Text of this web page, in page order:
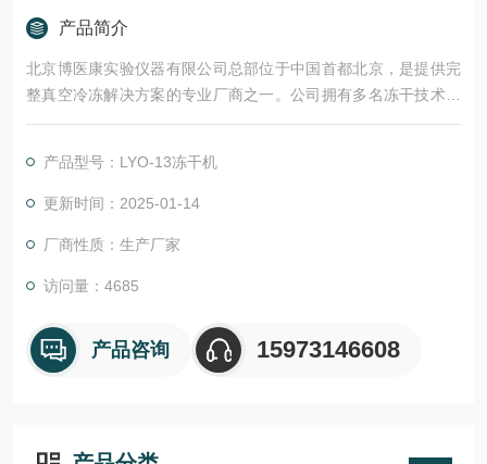
产品简介
北京博医康实验仪器有限公司总部位于中国首都北京，是提供完
整真空冷冻解决方案的专业厂商之一。公司拥有多名冻干技术专
家，具备*的真空冷冻干燥机生产制造工艺，可以为客户提供从实
公司发展历程
2002年公司创立。
2004年研制成功SIP+CIP生产型真空冷冻干燥机（20㎡）。
产品型号：LYO-13冻干机
更新时间：2025-01-14
厂商性质：生产厂家
访问量：4685
产品咨询 15973146608